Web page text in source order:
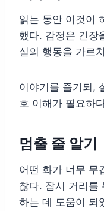
읽는 동안 이것이
했다. 감정은 긴장
실의 행동을 가르
이야기를 즐기되,
호 이해가 필요하
멈출 줄 알기
어떤 화가 너무 무
찮다. 잠시 거리를
하는 데 도움이 되